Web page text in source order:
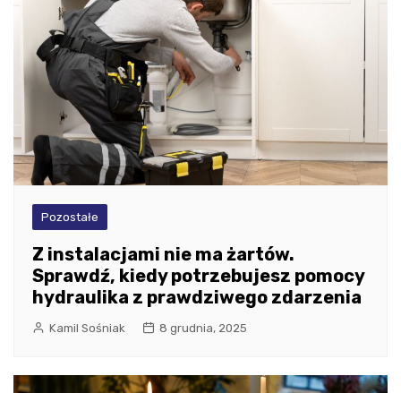
Pozostałe
Z instalacjami nie ma żartów.
Sprawdź, kiedy potrzebujesz pomocy
hydraulika z prawdziwego zdarzenia
Kamil Sośniak 8 grudnia, 2025